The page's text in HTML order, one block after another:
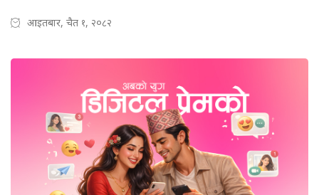
आइतबार, चैत १, २०८२